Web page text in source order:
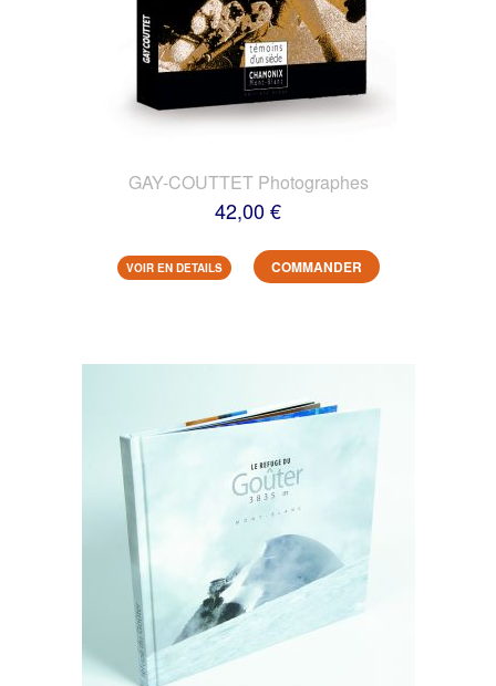
GAY-COUTTET Photographes
42,00 €
VOIR EN DETAILS COMMANDER